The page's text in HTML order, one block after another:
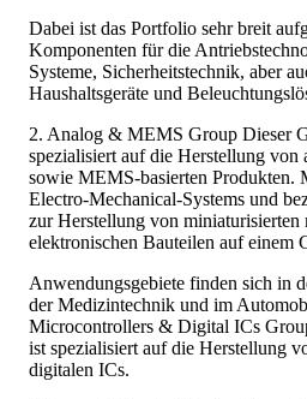
Dabei ist das Portfolio sehr breit
Komponenten für die
Systeme, Sicherheitstechnik, aber
Haushaltsgeräte und
2. Analog & MEMS Group Dieser
spezialisiert auf die Herstellung von
sowie MEMS-basierten Produkten.
Electro-Mechanical-Systems und
zur Herstellung von miniaturisierten
elektronischen Bauteilen auf einem
Anwendungsgebiete finden sich in
der Medizintechnik und im
Microcontrollers & Digital ICs
ist spezialisiert auf die Herstellung
digitalen ICs.